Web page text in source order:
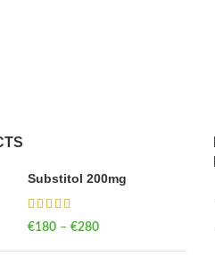
Substitol 200mg
€180 – €280Price range: €180